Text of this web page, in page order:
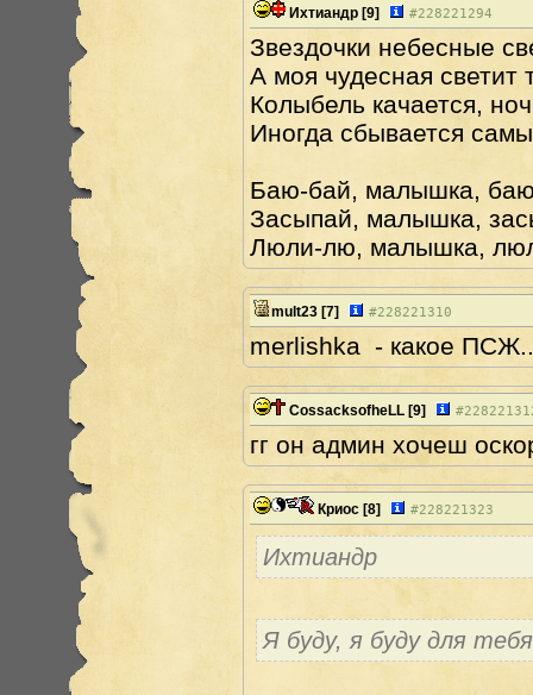
Ихтиандр [9] #228221294
Звездочки небесные
А моя чудесная светит
Колыбель качается,
Иногда сбывается
Баю-бай, малышка,
Засыпай, малышка,
Люли-лю, малышка,
mult23 [7] #228221310
merlishka - какое
CossacksofheLL [9] #
гг он админ хочеш
Криос [8] #228221323
Ихтиандр
Я буду, я буду для